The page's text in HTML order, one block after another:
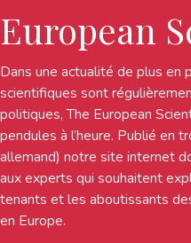
European
Dans une actualité de plus en
scientifiques sont
politiques, The European
pendules à l’heure. Publié en
allemand) notre site internet
aux experts qui souhaitent
tenants et les aboutissants
en Europe.